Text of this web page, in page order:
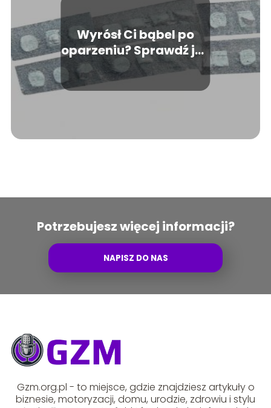
Wyrósł Ci bąbel po
oparzeniu? Sprawdź jak
z nim postępować!
Potrzebujesz więcej informacji?
NAPISZ DO NAS
Gzm.org.pl - to miejsce, gdzie znajdziesz artykuły o
biznesie, motoryzacji, domu, urodzie, zdrowiu i stylu